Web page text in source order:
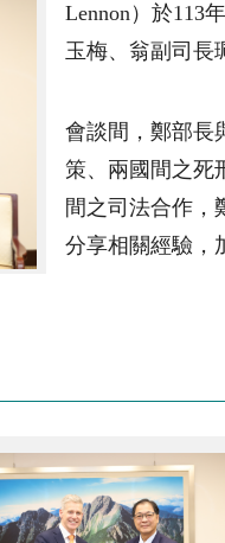
Lennon）於113年
玉梅、翁副司長
會談間，鄭部長
策、兩國間之死
間之司法合作，
分享相關經驗，